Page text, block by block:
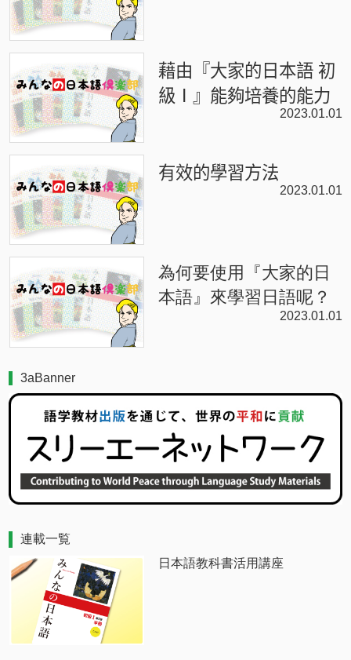
藉由『大家的日本語 初
級Ⅰ』能夠培養的能力
2023.01.01
有效的學習方法
2023.01.01
為何要使用『大家的日
本語』來學習日語呢？
2023.01.01
3aBanner
連載一覧
日本語教科書活用講座